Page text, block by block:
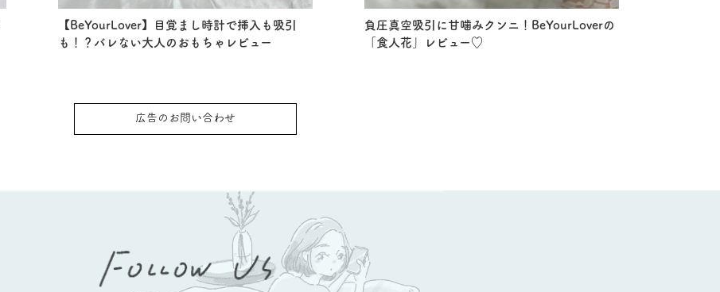
【BeYourLover】目覚まし時計で挿入も吸引
も！？バレない大人のおもちゃレビュー
負圧真空吸引に甘噛みクンニ！BeYourLoverの
「食人花」レビュー♡
広告のお問い合わせ